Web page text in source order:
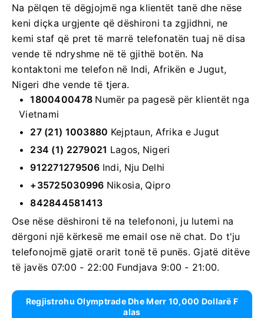
Na pëlqen të dëgjojmë nga klientët tanë dhe nëse
keni diçka urgjente që dëshironi ta zgjidhni, ne
kemi staf që pret të marrë telefonatën tuaj në disa
vende të ndryshme në të gjithë botën. Na
kontaktoni me telefon në Indi, Afrikën e Jugut,
Nigeri dhe vende të tjera.
1800400478 Numër pa pagesë për klientët nga
Vietnami
27 (21) 1003880 Kejptaun, Afrika e Jugut
234 (1) 2279021 Lagos, Nigeri
912271279506 Indi, Nju Delhi
+35725030996 Nikosia, Qipro
842844581413
Ose nëse dëshironi të na telefononi, ju lutemi na
dërgoni një kërkesë me email ose në chat. Do t'ju
telefonojmë gjatë orarit tonë të punës. Gjatë ditëve
të javës 07:00 - 22:00 Fundjava 9:00 - 21:00.
Regjistrohu Olymptrade Dhe Merr 10,000 Dollarë F
Alas